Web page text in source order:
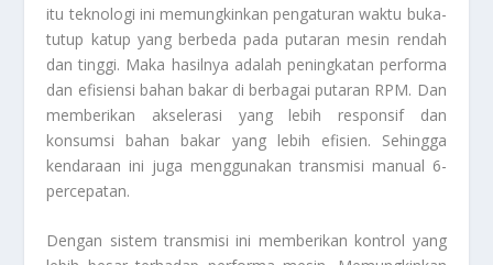
itu teknologi ini memungkinkan pengaturan waktu buka-
tutup katup yang berbeda pada putaran mesin rendah
dan tinggi. Maka hasilnya adalah peningkatan performa
dan efisiensi bahan bakar di berbagai putaran RPM. Dan
memberikan akselerasi yang lebih responsif dan
konsumsi bahan bakar yang lebih efisien. Sehingga
kendaraan ini juga menggunakan transmisi manual 6-
percepatan.
Dengan sistem transmisi ini memberikan kontrol yang